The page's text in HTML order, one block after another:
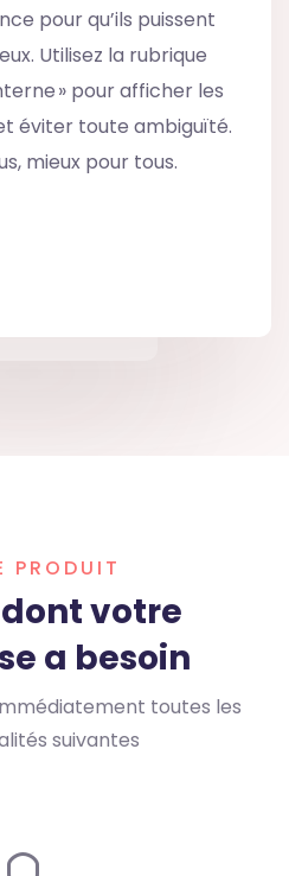
pour qu’ils puissent
Utilisez la rubrique
» pour afficher les
éviter toute ambiguïté.
mieux pour tous.
PRODUIT
votre
a besoin
toutes les
suivantes